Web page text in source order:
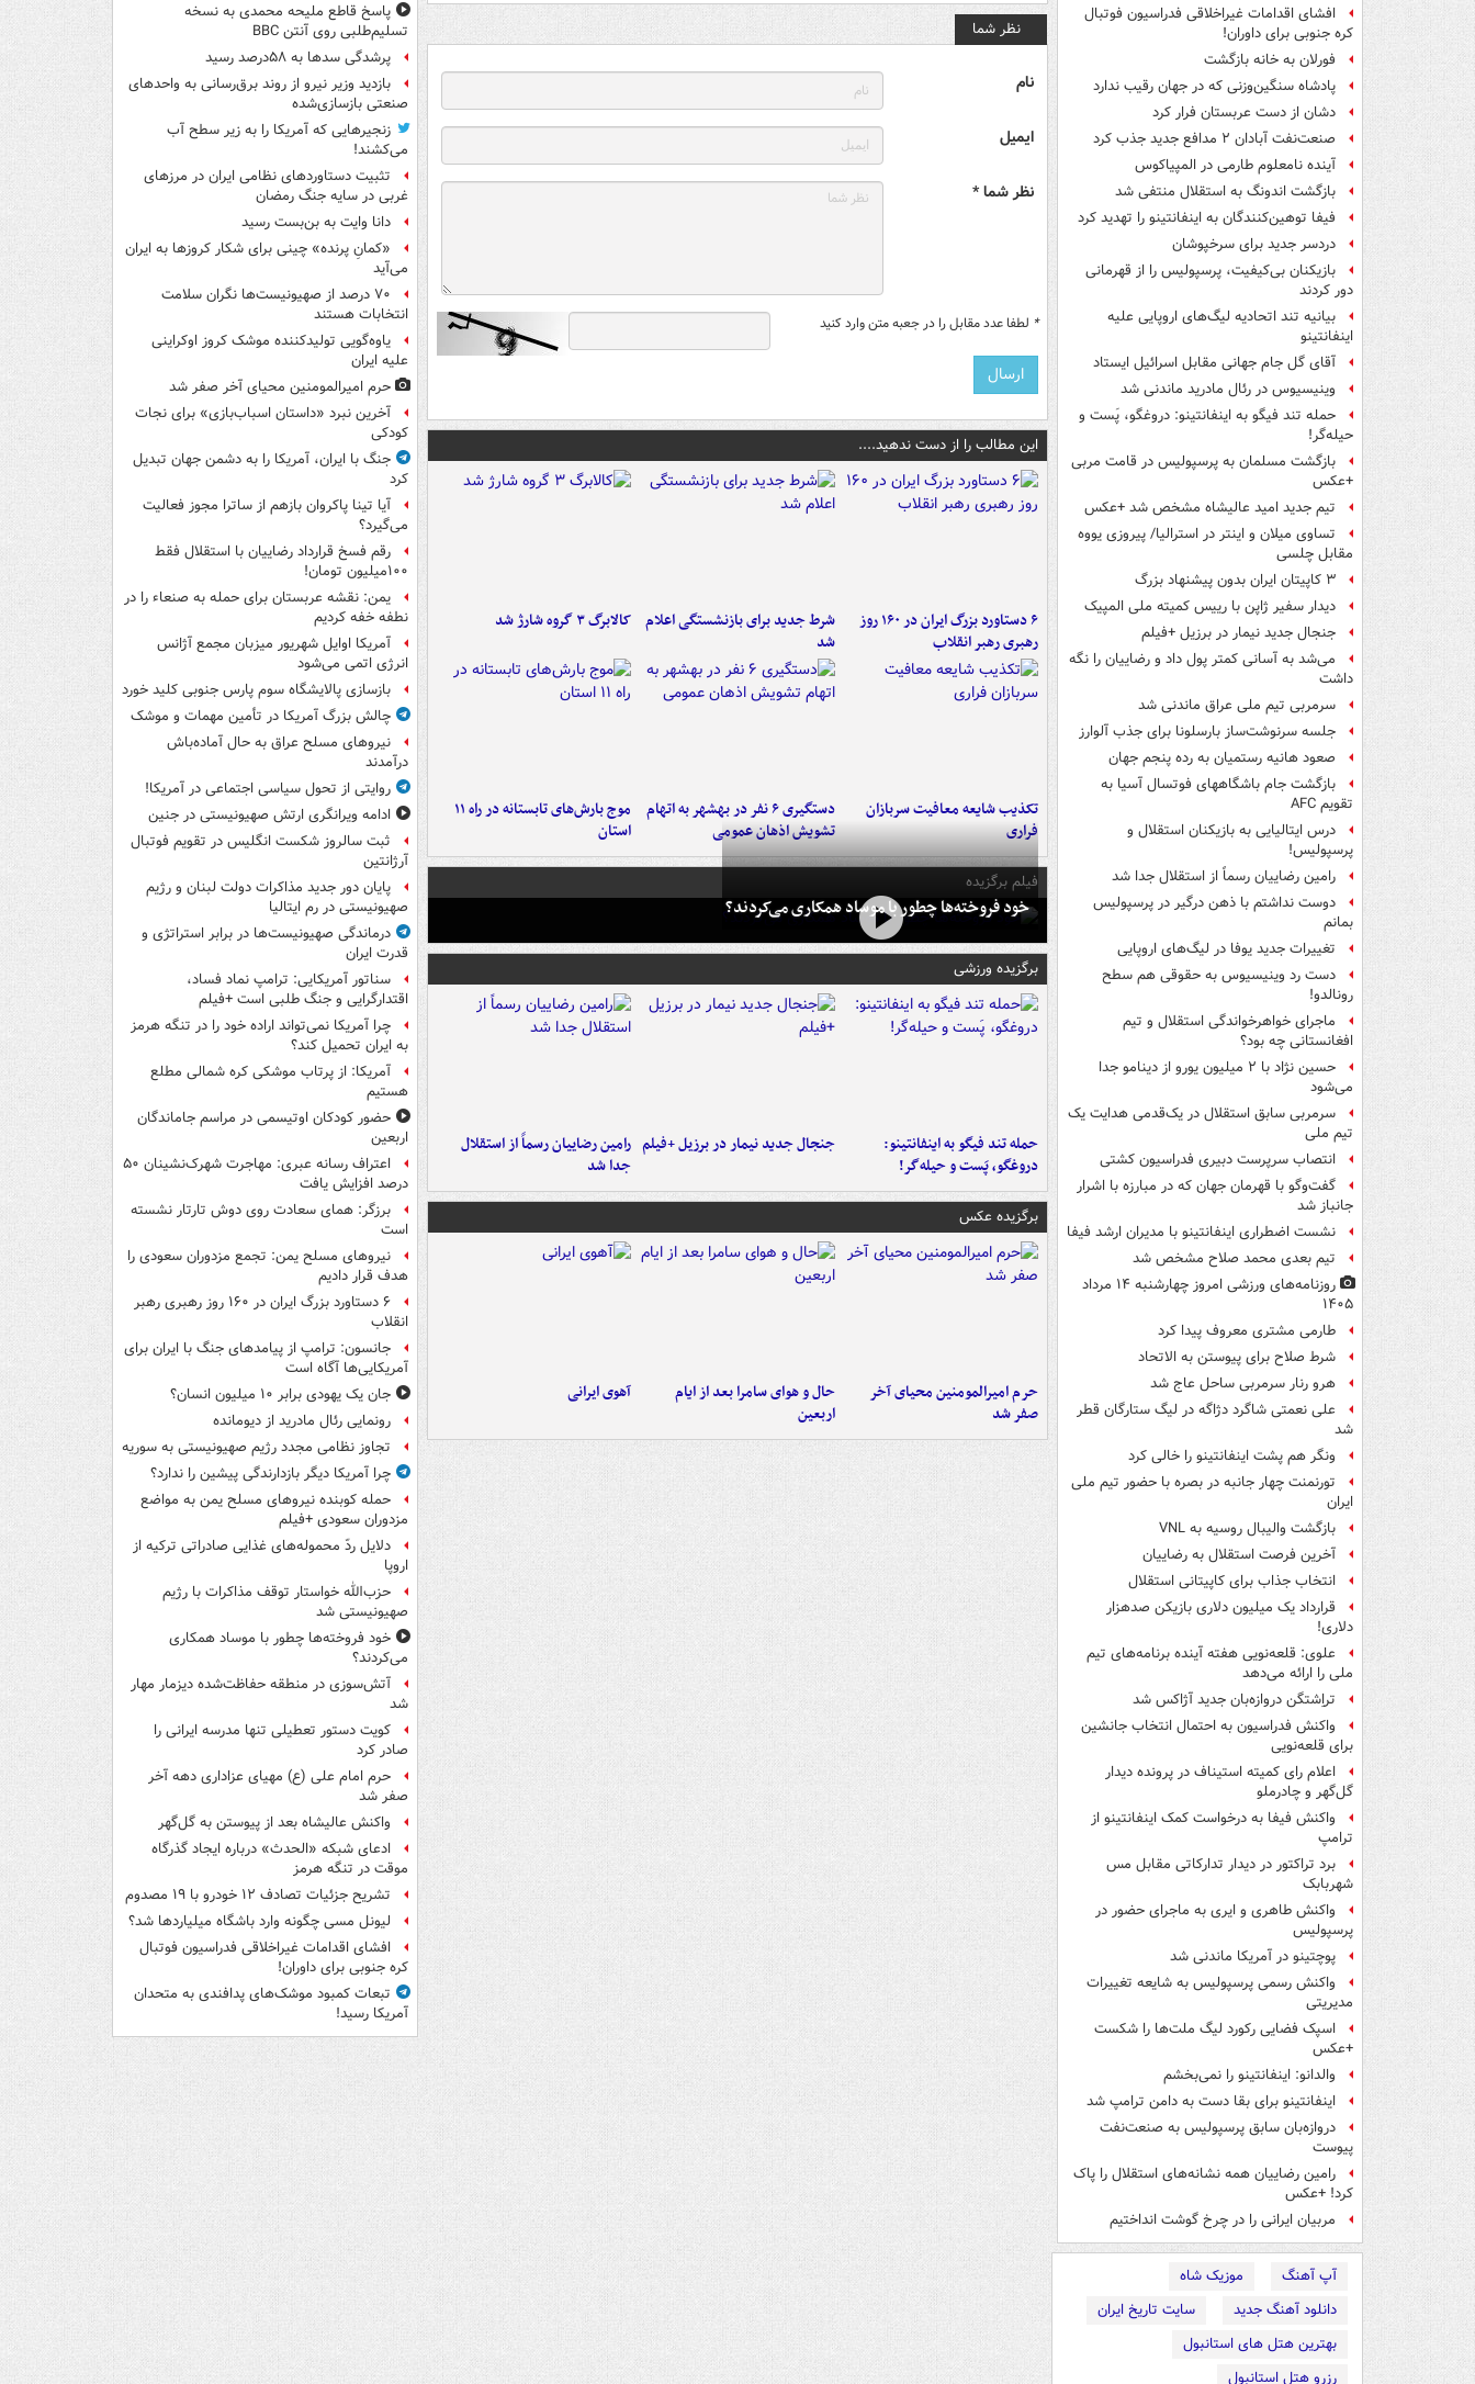
افشای اقدامات غیراخلاقی فدراسیون فوتبال
کره جنوبی برای داوران!
فورلان به خانه بازگشت
پادشاه سنگین‌وزنی که در جهان رقیب ندارد
دشان از دست عربستان فرار کرد
صنعت‌نفت آبادان ۲ مدافع جدید جذب کرد
آینده نامعلوم طارمی در المپیاکوس
بازگشت اندونگ به استقلال منتفی شد
فیفا توهین‌کنندگان به اینفانتینو را تهدید کرد
دردسر جدید برای سرخپوشان
بازیکنان بی‌کیفیت، پرسپولیس را از قهرمانی
دور کردند
بیانیه تند اتحادیه لیگ‌های اروپایی علیه
اینفانتینو
آقای گل جام جهانی مقابل اسرائیل ایستاد
وینیسیوس در رئال مادرید ماندنی شد
حمله تند فیگو به اینفانتینو: دروغگو، پَست‌ و
حیله‌گر!
بازگشت مسلمان به پرسپولیس در قامت مربی
+عکس
تیم جدید امید عالیشاه مشخص شد +عکس
تساوی میلان و اینتر در استرالیا/ پیروزی یووه
مقابل چلسی
۳ کاپیتان ایران بدون پیشنهاد بزرگ
دیدار سفیر ژاپن با رییس کمیته ملی المپیک
جنجال جدید نیمار در برزیل +فیلم
می‌شد به آسانی کمتر پول داد و رضاییان را نگه
داشت
سرمربی تیم ملی عراق ماندنی شد
جلسه سرنوشت‌ساز بارسلونا برای جذب آلوارز
صعود هانیه رستمیان به رده پنجم جهان
بازگشت جام باشگاههای فوتسال آسیا به
تقویم AFC
درس ایتالیایی‌ به بازیکنان استقلال و
پرسپولیس!
رامین رضاییان رسماً از استقلال جدا شد
دوست نداشتم با ذهن درگیر در پرسپولیس
بمانم
تغییرات جدید یوفا در لیگ‌های اروپایی
دست رد وینیسیوس به حقوقی هم سطح
رونالدو!
ماجرای خواهرخواندگی استقلال و تیم
افغانستانی چه بود؟
حسین نژاد با ۲ میلیون یورو از دینامو جدا
می‌شود
سرمربی سابق استقلال در یک‌قدمی هدایت یک
تیم ملی
انتصاب سرپرست دبیری فدراسیون کشتی
گفت‌وگو با قهرمان جهان که در مبارزه با اشرار
جانباز شد
نشست اضطراری اینفانتینو با مدیران ارشد فیفا
تیم بعدی محمد صلاح مشخص شد
روزنامه‌های ورزشی امروز چهارشنبه ۱۴ مرداد
۱۴۰۵
طارمی مشتری معروف پیدا کرد
شرط صلاح برای پیوستن به الاتحاد
هرو رنار سرمربی ساحل عاج شد
علی نعمتی شاگرد دژاگه در لیگ ستارگان قطر
شد
ونگر هم پشت اینفانتینو را خالی کرد
تورنمنت چهار جانبه در بصره با حضور تیم ملی
ایران
بازگشت والیبال روسیه به VNL
آخرین فرصت استقلال به رضاییان
انتخاب جذاب برای کاپیتانی استقلال
قرارداد یک میلیون دلاری بازیکن صدهزار
دلاری!
علوی: قلعه‌نویی هفته آینده برنامه‌های تیم
ملی را ارائه می‌دهد
تراِشتگن دروازه‌بان جدید آژاکس شد
واکنش فدراسیون به احتمال انتخاب جانشین
برای قلعه‌نویی
اعلام رای کمیته استیناف در پرونده دیدار
گل‌گهر و چادرملو
واکنش فیفا به درخواست کمک اینفانتینو از
ترامپ
برد تراکتور در دیدار تدارکاتی مقابل مس
شهربابک
واکنش طاهری و ایری به ماجرای حضور در
پرسپولیس
پوچتینو در آمریکا ماندنی شد
واکنش رسمی پرسپولیس به شایعه تغییرات
مدیریتی
اسپک فضایی رکورد لیگ ملت‌ها را شکست
+عکس
والدانو: اینفانتینو را نمی‌بخشم
اینفانتینو برای بقا دست به دامن ترامپ شد
دروازه‌بان سابق پرسپولیس به صنعت‌نفت
پیوست
رامین رضاییان همه نشانه‌های استقلال را پاک
کرد! +عکس
مربیان ایرانی را در چرخ گوشت انداختیم
آپ آهنگ
موزیک شاه
دانلود آهنگ جدید
سایت تاریخ ایران
بهترین هتل های استانبول
رزرو هتل استانبول
نظر شما
نام
ایمیل
نظر شما *
* لطفا عدد مقابل را در جعبه متن وارد کنید
این مطالب را از دست ندهید....
۶ دستاورد بزرگ ایران در ۱۶۰ روز
رهبری رهبر انقلاب
شرط جدید برای بازنشستگی اعلام
شد
کالابرگ ۳ گروه شارژ شد
تکذیب شایعه معافیت سربازان
فراری
دستگیری ۶ نفر در بهشهر به اتهام
تشویش اذهان عمومی
موج بارش‌های تابستانه در راه ۱۱
استان
فیلم برگزیده
خود فروخته‌ها چطور با موساد همکاری می‌کردند؟
برگزیده ورزشی
حمله تند فیگو به اینفانتینو:
دروغگو، پَست‌ و حیله‌گر!
جنجال جدید نیمار در برزیل +فیلم رامین رضاییان رسماً از استقلال
جدا شد
برگزیده عکس
حرم امیرالمومنین محیای آخر
صفر شد
حال و هوای سامرا بعد از ایام
اربعین
آهوی ایرانی
پاسخ قاطع ملیحه محمدی به نسخه
تسلیم‌طلبی روی آنتن BBC
پرشدگی سدها به ۵۸درصد رسید
بازدید وزیر نیرو از روند برق‌رسانی به واحدهای
صنعتی بازسازی‌شده
زنجیرهایی که آمریکا را به زیر سطح آب
می‌کشند!
تثبیت دستاوردهای نظامی ایران در مرزهای
غربی در سایه جنگ رمضان
دانا وایت به بن‌بست رسید
«کمانِ پرنده» چینی برای شکار کروزها به ایران
می‌آید
۷۰ درصد از صهیونیست‌ها نگران سلامت
انتخابات هستند
یاوه‌گویی تولیدکننده موشک کروز اوکراینی
علیه ایران
حرم امیرالمومنین محیای آخر صفر شد
آخرین نبرد «داستان اسباب‌بازی» برای نجات
کودکی
جنگ با ایران، آمریکا را به دشمن جهان تبدیل
کرد
آیا تینا پاکروان بازهم از ساترا مجوز فعالیت
می‌گیرد؟
رقم فسخ قرارداد رضاییان با استقلال فقط
۱۰۰میلیون تومان!
یمن: نقشه عربستان برای حمله به صنعاء را در
نطفه خفه کردیم
آمریکا اوایل شهریور میزبان مجمع آژانس
انرژی اتمی می‌شود
بازسازی پالایشگاه سوم پارس جنوبی کلید خورد
چالش بزرگ آمریکا در تأمین مهمات و موشک
نیروهای مسلح عراق به حال آماده‌باش
درآمدند
روایتی از تحول سیاسی اجتماعی در آمریکا!
ادامه ویرانگری ارتش صهیونیستی در جنین
ثبت سالروز شکست انگلیس در تقویم فوتبال
آرژانتین
پایان دور جدید مذاکرات دولت لبنان و رژیم
صهیونیستی در رم ایتالیا
درماندگی صهیونیست‌ها در برابر استراتژی و
قدرت ایران
سناتور آمریکایی: ترامپ نماد فساد،
اقتدارگرایی و جنگ طلبی است +فیلم
چرا آمریکا نمی‌تواند اراده خود را در تنگه هرمز
به ایران تحمیل کند؟
آمریکا: از پرتاب موشکی کره شمالی مطلع
هستیم
حضور کودکان اوتیسمی در مراسم جاماندگان
اربعین
اعتراف رسانه عبری: مهاجرت شهرک‌نشینان ۵۰
درصد افزایش یافت
برزگر: همای سعادت روی دوش تارتار نشسته
است
نیروهای مسلح یمن: تجمع مزدوران سعودی را
هدف قرار دادیم
۶ دستاورد بزرگ ایران در ۱۶۰ روز رهبری رهبر
انقلاب
جانسون: ترامپ از پیامدهای جنگ با ایران برای
آمریکایی‌ها آگاه است
جان یک یهودی برابر ۱۰ میلیون انسان؟
رونمایی رئال مادرید از دیومانده
تجاوز نظامی مجدد رژیم صهیونیستی به سوریه
چرا آمریکا دیگر بازدارندگی پیشین را ندارد؟
حمله کوبنده نیروهای مسلح یمن به مواضع
مزدوران سعودی +فیلم
دلایل ردّ محموله‌های غذایی صادراتی ترکیه از
اروپا
حزب‌الله خواستار توقف مذاکرات با رژیم
صهیونیستی شد
خود فروخته‌ها چطور با موساد همکاری
می‌کردند؟
آتش‌سوزی در منطقه حفاظت‌شده دیزمار مهار
شد
کویت دستور تعطیلی تنها مدرسه ایرانی را
صادر کرد
حرم امام علی (ع) مهیای عزاداری دهه آخر
صفر شد
واکنش عالیشاه بعد از پیوستن به گل‌گهر
ادعای شبکه «الحدث» درباره ایجاد گذرگاه
موقت در تنگه هرمز
تشریح جزئیات تصادف ۱۲ خودرو با ۱۹ مصدوم
لیونل مسی چگونه وارد باشگاه میلیاردها شد؟
افشای اقدامات غیراخلاقی فدراسیون فوتبال
کره جنوبی برای داوران!
تبعات کمبود موشک‌های پدافندی به متحدان
آمریکا رسید!